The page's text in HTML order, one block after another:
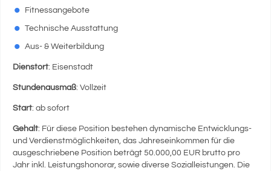
Fitnessangebote
Technische Ausstattung
Aus- & Weiterbildung
Dienstort: Eisenstadt
Stundenausmaß: Vollzeit
Start: ab sofort
Gehalt: Für diese Position bestehen dynamische Entwicklungs-
und Verdienstmöglichkeiten, das Jahreseinkommen für die
ausgeschriebene Position beträgt 50.000,00 EUR brutto pro
Jahr inkl. Leistungshonorar, sowie diverse Sozialleistungen. Die